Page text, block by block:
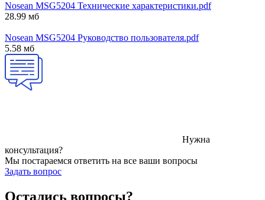
Nosean MSG5204 Технические характеристики.pdf
28.99 мб
Nosean MSG5204 Руководство пользователя.pdf
5.58 мб
Нужна
консультация?
Мы постараемся ответить на все ваши вопросы
Задать вопрос
Остались вопросы?